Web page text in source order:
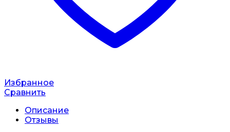
Избранное
Сравнить
Описание
Отзывы